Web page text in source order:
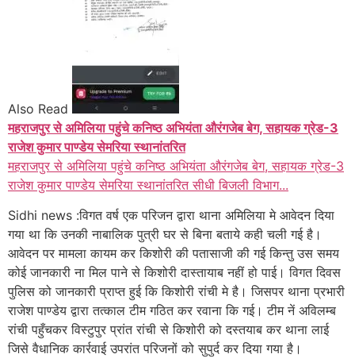
Also Read
महराजपुर से अमिलिया पहुंचे कनिष्ठ अभियंता औरंगजेब बेग, सहायक ग्रेड-3
राजेश कुमार पाण्डेय सेमरिया स्थानांतरित
महराजपुर से अमिलिया पहुंचे कनिष्ठ अभियंता औरंगजेब बेग, सहायक ग्रेड-3
राजेश कुमार पाण्डेय सेमरिया स्थानांतरित सीधी बिजली विभाग...
Sidhi news :विगत वर्ष एक परिजन द्वारा थाना अमिलिया मे आवेदन दिया
गया था कि उनकी नाबालिक पुत्री घर से बिना बताये कही चली गई है।
आवेदन पर मामला कायम कर किशोरी की पतासाजी की गई किन्तु उस समय
कोई जानकारी ना मिल पाने से किशोरी दास्तायाब नहीं हो पाई। विगत दिवस
पुलिस को जानकारी प्राप्त हुई कि किशोरी रांची मे है। जिसपर थाना प्रभारी
राजेश पाण्डेय द्वारा तत्काल टीम गठित कर रवाना कि गई। टीम नें अविलम्ब
रांची पहुँचकर विस्टुपुर प्रांत रांची से किशोरी को दस्तयाब कर थाना लाई
जिसे वैधानिक कार्रवाई उपरांत परिजनों को सुपुर्द कर दिया गया है।